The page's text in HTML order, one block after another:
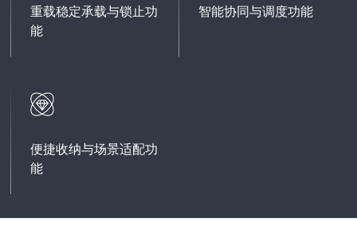
重载稳定承载与锁止功
能
智能协同与调度功能
便捷收纳与场景适配功
能